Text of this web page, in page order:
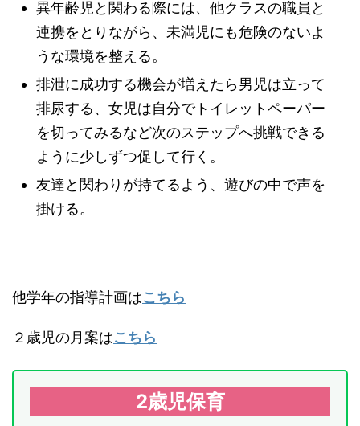
異年齢児と関わる際には、他クラスの職員と
連携をとりながら、未満児にも危険のないよ
うな環境を整える。
排泄に成功する機会が増えたら男児は立って
排尿する、女児は自分でトイレットペーパー
を切ってみるなど次のステップへ挑戦できる
ように少しずつ促して行く。
友達と関わりが持てるよう、遊びの中で声を
掛ける。
他学年の指導計画はこちら
２歳児の月案はこちら
2歳児保育